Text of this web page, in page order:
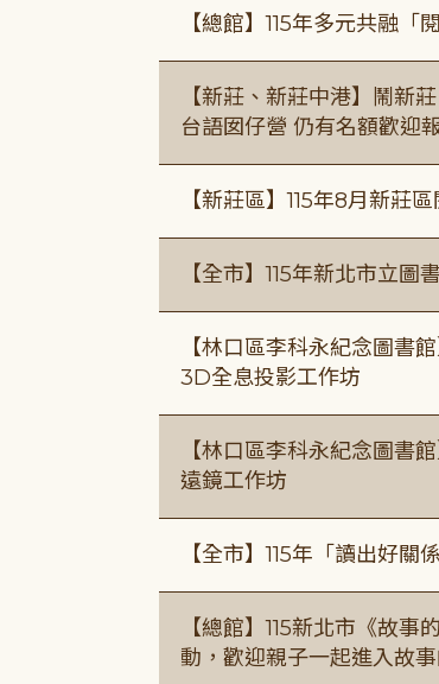
【總館】115年多元共融
【新莊、新莊中港】鬧新
台語囡仔營 仍有名額歡迎
【新莊區】115年8月新莊
【全市】115年新北市立
【林口區李科永紀念圖書
3D全息投影工作坊
【林口區李科永紀念圖書
遠鏡工作坊
【全市】115年「讀出好關
【總館】115新北市《故
動，歡迎親子一起進入故